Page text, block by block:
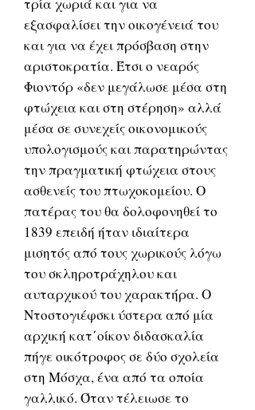
εξασφαλίσει την οικογένειά του
και για να έχει πρόσβαση στην
αριστοκρατία. Έτσι ο νεαρός
Φιοντόρ «δεν μεγάλωσε μέσα στη
φτώχεια και στη στέρηση» αλλά
μέσα σε συνεχείς οικονομικούς
υπολογισμούς και παρατηρώντας
την πραγματική φτώχεια στους
ασθενείς του πτωχοκομείου. Ο
πατέρας του θα δολοφονηθεί το
1839 επειδή ήταν ιδιαίτερα
μισητός από τους χωρικούς λόγω
του σκληροτράχηλου και
αυταρχικού του χαρακτήρα. Ο
Ντοστογιέφσκι ύστερα από μία
αρχική κατ΄οίκον διδασκαλία
πήγε οικότροφος σε δύο σχολεία
στη Μόσχα, ένα από τα οποία
γαλλικό. Όταν τέλειωσε το